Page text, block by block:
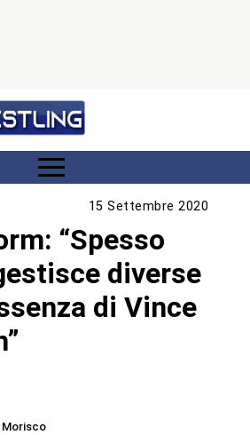
15 Settembre 2020
“Spesso
diverse
di Vince
Morisco